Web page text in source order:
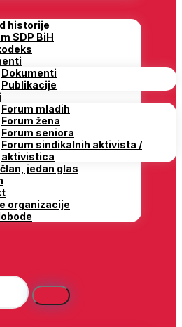
historije
SDP BiH
Dokumenti
Publikacije
Forum mladih
Forum žena
Forum seniora
Forum sindikalnih aktivista /
aktivistica
jedan glas
organizacije